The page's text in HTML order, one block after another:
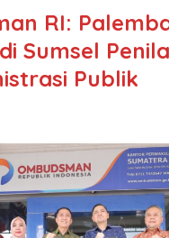
RI:
Sumsel
Publik